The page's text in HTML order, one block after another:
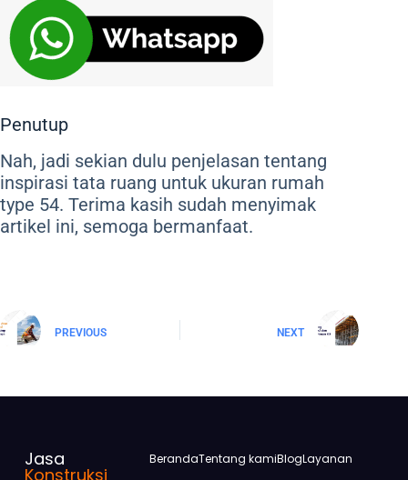
Penutup
Nah, jadi sekian dulu penjelasan tentang
inspirasi tata ruang untuk ukuran rumah
type 54. Terima kasih sudah menyimak
artikel ini, semoga bermanfaat.
PREVIOUS NEXT
Jasa
Konstruksi
BerandaTentang kamiBlogLayanan